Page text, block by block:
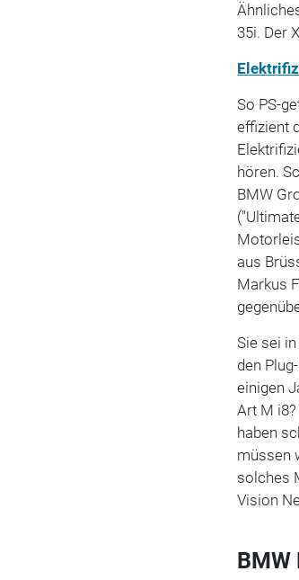
35i. Der
So PS-
effizient
hören.
BMW
aus
Markus
Sie sei
den
einigen
Art M
haben
müssen
solches
Vision
BMW